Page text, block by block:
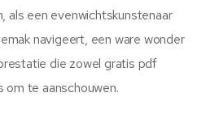
als een evenwichtskunstenaar
navigeert, een ware wonder
die zowel gratis pdf
om te aanschouwen.